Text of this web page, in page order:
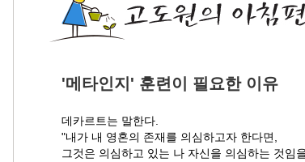
'메타인지' 훈련이 필요한 이유
데카르트는 말한다.
"내가 내 영혼의 존재를 의심하고자 한다면,
그것은 의심하고 있는 나 자신을 의심하는 것임